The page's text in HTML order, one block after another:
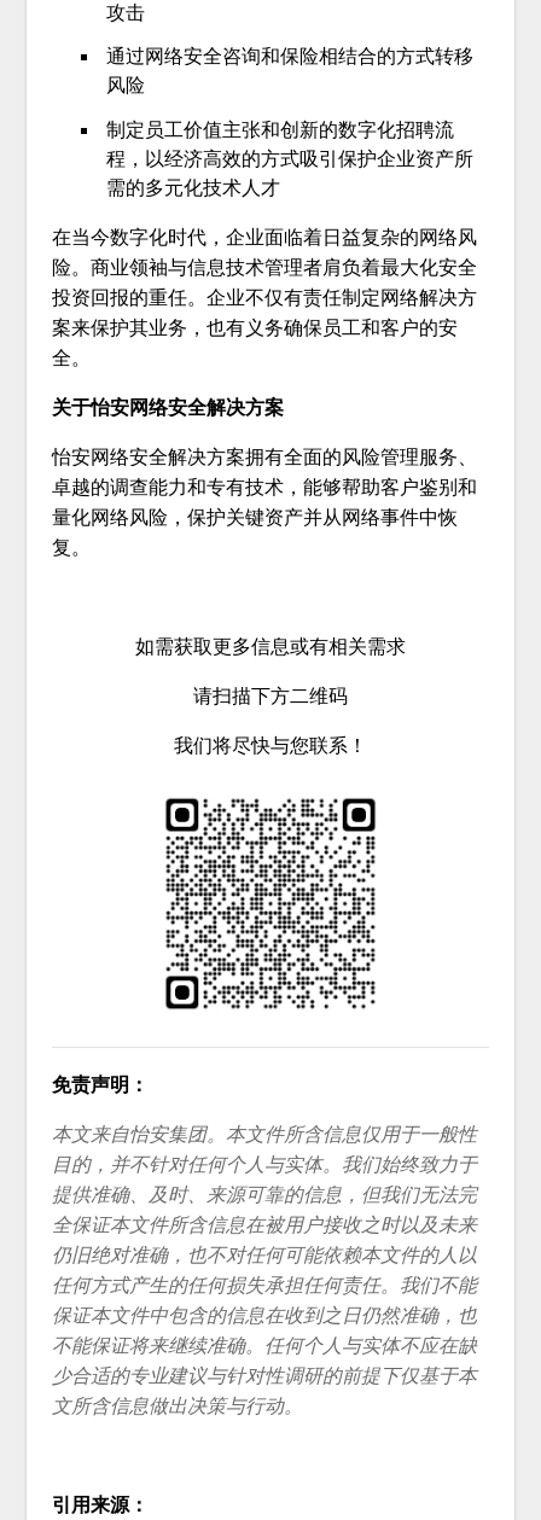
攻击
通过网络安全咨询和保险相结合的方式转移
风险
制定员工价值主张和创新的数字化招聘流
程，以经济高效的方式吸引保护企业资产所
需的多元化技术人才
在当今数字化时代，企业面临着日益复杂的网络风
险。商业领袖与信息技术管理者肩负着最大化安全
投资回报的重任。企业不仅有责任制定网络解决方
案来保护其业务，也有义务确保员工和客户的安
全。
关于怡安网络安全解决方案
怡安网络安全解决方案拥有全面的风险管理服务、
卓越的调查能力和专有技术，能够帮助客户鉴别和
量化网络风险，保护关键资产并从网络事件中恢
复。
如需获取更多信息或有相关需求
请扫描下方二维码
我们将尽快与您联系！
免责声明：
本文来自怡安集团。本文件所含信息仅用于一般性
目的，并不针对任何个人与实体。我们始终致力于
提供准确、及时、来源可靠的信息，但我们无法完
全保证本文件所含信息在被用户接收之时以及未来
仍旧绝对准确，也不对任何可能依赖本文件的人以
任何方式产生的任何损失承担任何责任。我们不能
保证本文件中包含的信息在收到之日仍然准确，也
不能保证将来继续准确。任何个人与实体不应在缺
少合适的专业建议与针对性调研的前提下仅基于本
文所含信息做出决策与行动。
引用来源：